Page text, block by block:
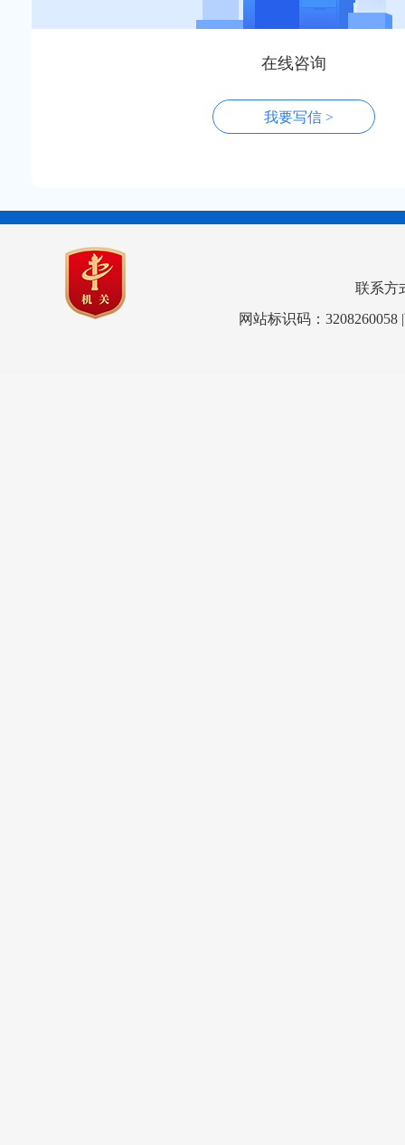
在线咨询
我要写信 >
联系方式
网站标识码：3208260058